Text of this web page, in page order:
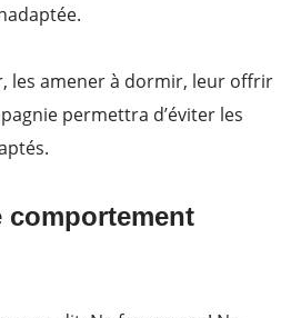
les amener à dormir, leur offrir
permettra d’éviter les
comportement